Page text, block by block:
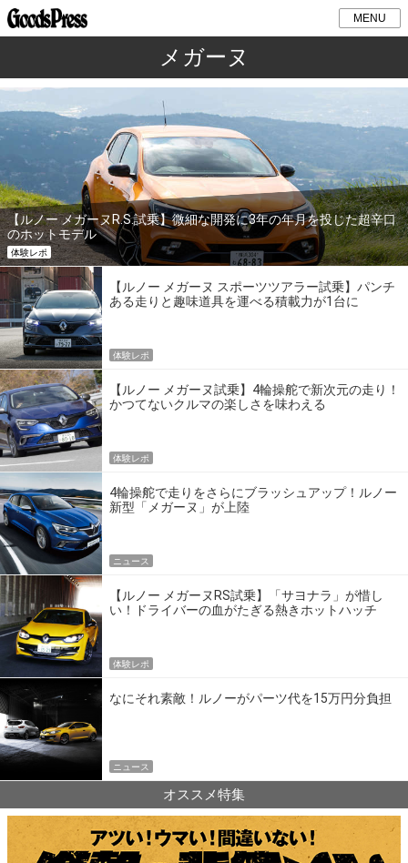
MENU
メガーヌ
【ルノー メガーヌR.S.試乗】微細な開発に3年の年月を投じた超辛口
のホットモデル
体験レポ
【ルノー メガーヌ スポーツツアラー試乗】パンチ
ある走りと趣味道具を運べる積載力が1台に
体験レポ
【ルノー メガーヌ試乗】4輪操舵で新次元の走り！
かつてないクルマの楽しさを味わえる
体験レポ
4輪操舵で走りをさらにブラッシュアップ！ルノー
新型「メガーヌ」が上陸
ニュース
【ルノー メガーヌRS試乗】「サヨナラ」が惜し
い！ドライバーの血がたぎる熱きホットハッチ
体験レポ
なにそれ素敵！ルノーがパーツ代を15万円分負担
ニュース
オススメ特集